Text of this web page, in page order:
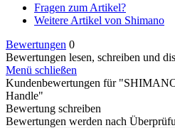
Fragen zum Artikel?
Weitere Artikel von Shimano
Bewertungen 0
Bewertungen lesen, schreiben und
Menü schließen
Kundenbewertungen für
Handle"
Bewertung schreiben
Bewertungen werden nach